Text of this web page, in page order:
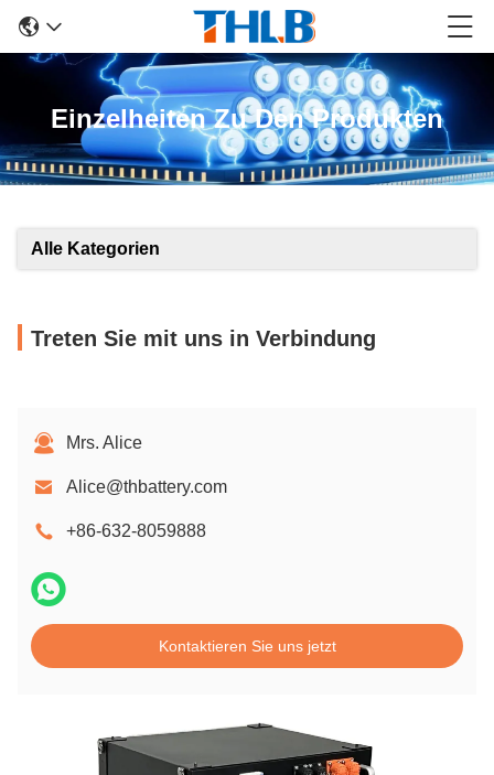
Einzelheiten Zu Den Produkten
Alle Kategorien
Treten Sie mit uns in Verbindung
Mrs. Alice
Alice@thbattery.com
+86-632-8059888
Kontaktieren Sie uns jetzt